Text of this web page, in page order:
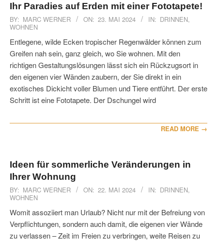
Ihr Paradies auf Erden mit einer Fototapete!
2024-
05-
23
BY: MARC WERNER ON: 23. MAI 2024 IN: DRINNEN,
WOHNEN
Entlegene, wilde Ecken tropischer Regenwälder können zum
Greifen nah sein, ganz gleich, wo Sie wohnen. Mit den
richtigen Gestaltungslösungen lässt sich ein Rückzugsort in
den eigenen vier Wänden zaubern, der Sie direkt in ein
exotisches Dickicht voller Blumen und Tiere entführt. Der erste
Schritt ist eine Fototapete. Der Dschungel wird
READ MORE →
Ideen für sommerliche Veränderungen in
Ihrer Wohnung
2024-
05-
22
BY: MARC WERNER ON: 22. MAI 2024 IN: DRINNEN,
WOHNEN
Womit assoziiert man Urlaub? Nicht nur mit der Befreiung von
Verpflichtungen, sondern auch damit, die eigenen vier Wände
zu verlassen – Zeit im Freien zu verbringen, weite Reisen zu